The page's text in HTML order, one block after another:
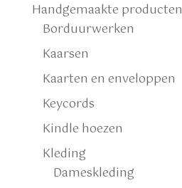
Handgemaakte producten
Borduurwerken
Kaarsen
Kaarten en enveloppen
Keycords
Kindle hoezen
Kleding
Dameskleding